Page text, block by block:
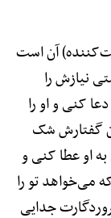
آن است
نیازش را
کنی و او را
گفتارش شک
او عطا کنی و
می‌خواهد تو را
جدایی